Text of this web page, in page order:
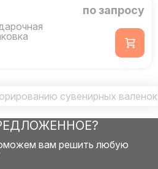
по запросу
сувенирных валенок
вам решить любую